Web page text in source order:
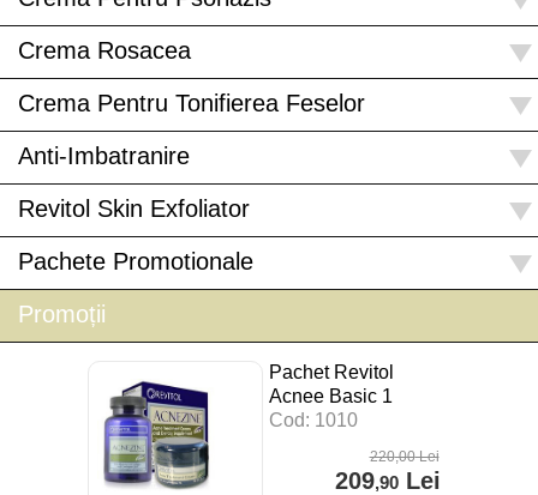
Crema Rosacea
Crema Pentru Tonifierea Feselor
Anti-Imbatranire
Revitol Skin Exfoliator
Pachete Promotionale
Promoții
Pachet Revitol
Acnee Basic 1
Cod: 1010
220,00Lei
209,90Lei